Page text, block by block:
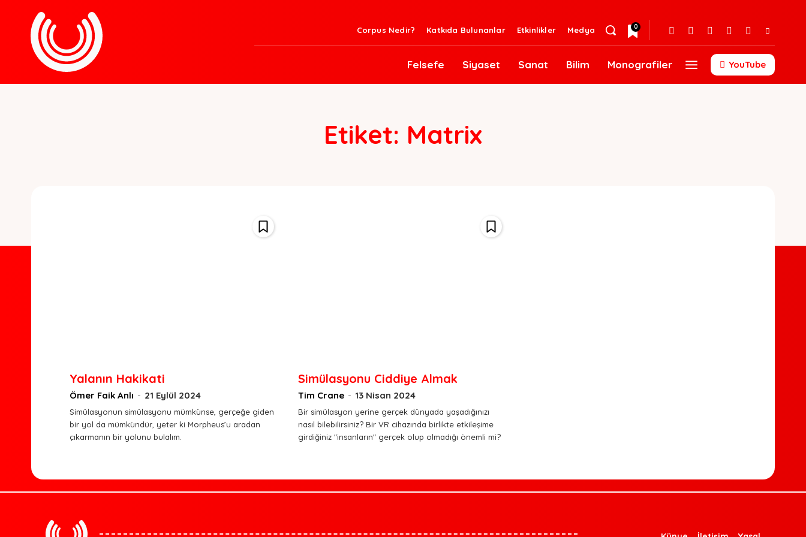
Corpus Nedir? Katkıda Bulunanlar Etkinlikler Medya 0
Felsefe Siyaset Sanat Bilim Monografiler YouTube
Etiket: Matrix
Yalanın Hakikati
Ömer Faik Anlı - 21 Eylül 2024
Simülasyonun simülasyonu mümkünse, gerçeğe giden
bir yol da mümkündür, yeter ki Morpheus’u aradan
çıkarmanın bir yolunu bulalım.
Simülasyonu Ciddiye Almak
Tim Crane - 13 Nisan 2024
Bir simülasyon yerine gerçek dünyada yaşadığınızı
nasıl bilebilirsiniz? Bir VR cihazında birlikte etkileşime
girdiğiniz "insanların" gerçek olup olmadığı önemli mi?